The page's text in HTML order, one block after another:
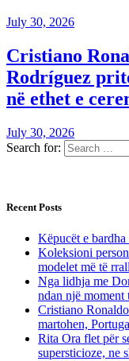
July 30, 2026
Cristiano
Rodríguez
në ethet e
July 30, 2026
Search for:
Recent Posts
Këpucët e
Koleksioni
modelet më të
Nga lidhja me
ndan një moment
Cristiano
martohen,
Rita Ora flet për
supersticioze, ne